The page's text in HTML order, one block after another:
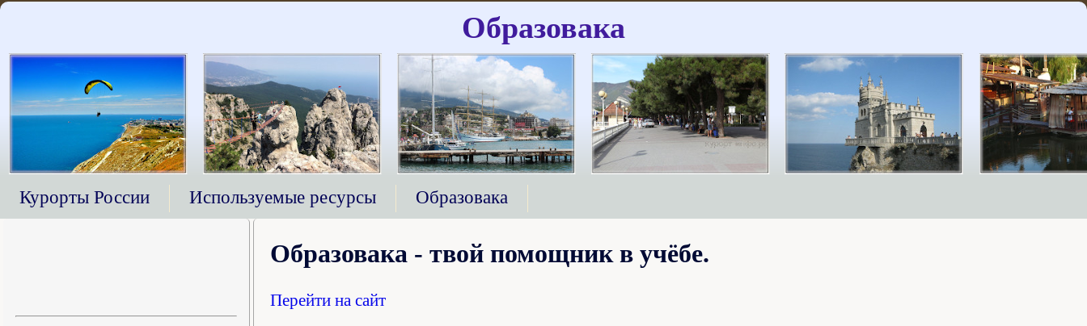
Образовака
Курорты России Используемые ресурсы Образовака
Образовака - твой помощник в учёбе.
Перейти на сайт